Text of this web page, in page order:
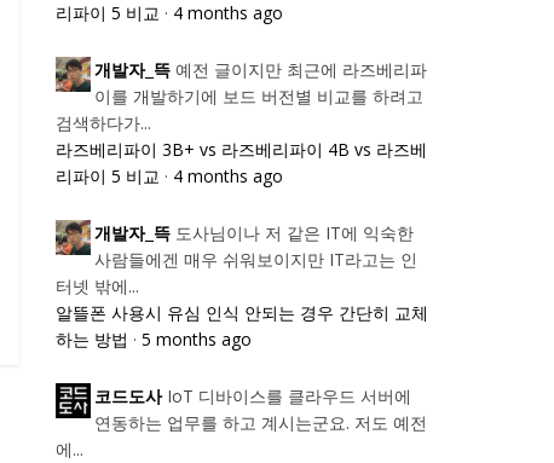
리파이 5 비교 · 4 months ago
개발자_뜩 예전 글이지만 최근에 라즈베리파
이를 개발하기에 보드 버전별 비교를 하려고
검색하다가...
라즈베리파이 3B+ vs 라즈베리파이 4B vs 라즈베
리파이 5 비교 · 4 months ago
개발자_뜩 도사님이나 저 같은 IT에 익숙한
사람들에겐 매우 쉬워보이지만 IT라고는 인
터넷 밖에...
알뜰폰 사용시 유심 인식 안되는 경우 간단히 교체
하는 방법 · 5 months ago
코드도사 IoT 디바이스를 클라우드 서버에
연동하는 업무를 하고 계시는군요. 저도 예전
에...